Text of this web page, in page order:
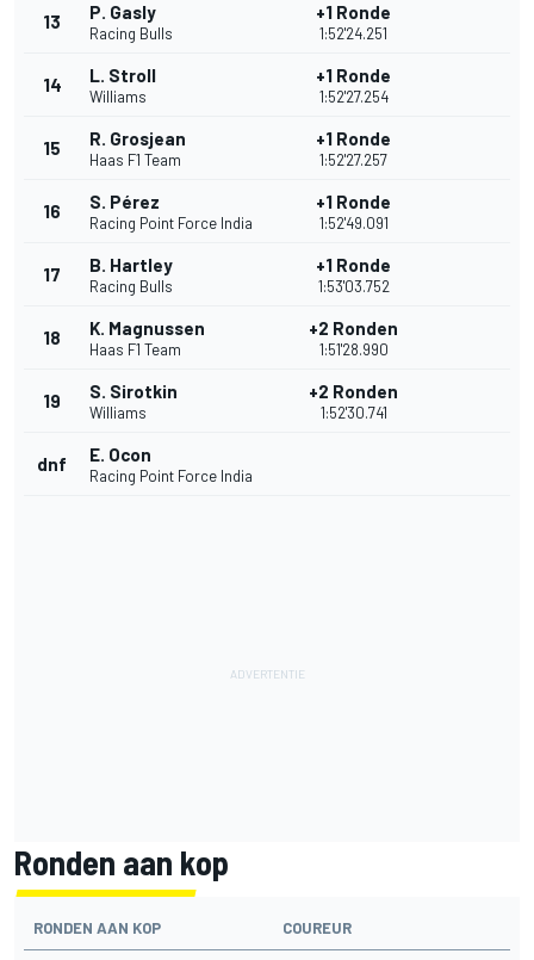
13 P. Gasly
Racing Bulls
+1 Ronde
1:52'24.251
14 L. Stroll
Williams
+1 Ronde
1:52'27.254
15 R. Grosjean
Haas F1 Team
+1 Ronde
1:52'27.257
16 S. Pérez
Racing Point Force India
+1 Ronde
1:52'49.091
17 B. Hartley
Racing Bulls
+1 Ronde
1:53'03.752
18 K. Magnussen
Haas F1 Team
+2 Ronden
1:51'28.990
19 S. Sirotkin
Williams
+2 Ronden
1:52'30.741
dnf E. Ocon
Racing Point Force India
Ronden aan kop
RONDEN AAN KOP COUREUR